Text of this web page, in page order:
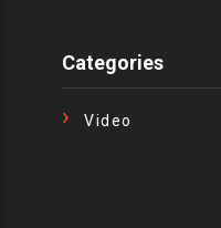
Categories
Video